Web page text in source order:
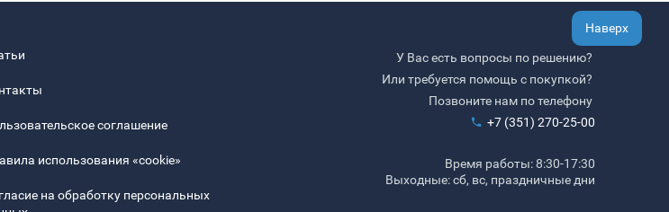
соглашение
использования «cookie»
на обработку персональных
У Вас есть вопросы по решению?
Или требуется помощь с покупкой?
Позвоните нам по телефону
+7 (351) 270-25-00
Время работы: 8:30-17:30
Выходные: сб, вс, праздничные дни
Наверх